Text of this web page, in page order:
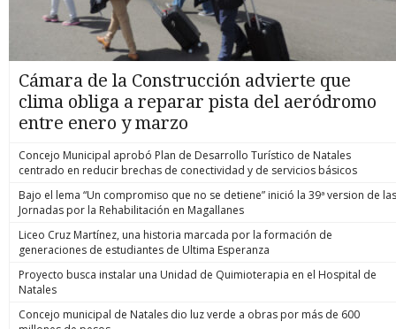
Cámara de la Construcción advierte que
clima obliga a reparar pista del aeródromo
entre enero y marzo
Concejo Municipal aprobó Plan de Desarrollo Turístico de Natales
centrado en reducir brechas de conectividad y de servicios básicos
Bajo el lema “Un compromiso que no se detiene” inició la 39ª version de las
Jornadas por la Rehabilitación en Magallanes
Liceo Cruz Martínez, una historia marcada por la formación de
generaciones de estudiantes de Ultima Esperanza
Proyecto busca instalar una Unidad de Quimioterapia en el Hospital de
Natales
Concejo municipal de Natales dio luz verde a obras por más de 600